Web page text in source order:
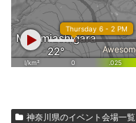
神奈川県のイベント会場一覧